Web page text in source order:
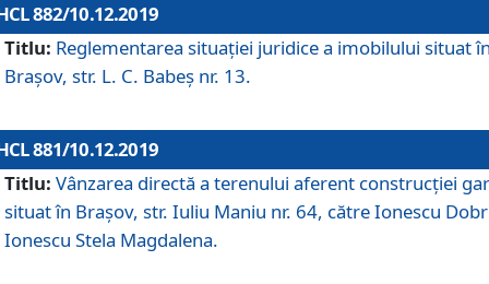
882/10.12.2019
Titlu: Reglementarea situației juridice a imobilului situat
Brașov, str. L. C. Babeș nr. 13.
881/10.12.2019
Titlu: Vânzarea directă a terenului aferent construcției
situat în Brașov, str. Iuliu Maniu nr. 64, către Ionescu
Ionescu Stela Magdalena.